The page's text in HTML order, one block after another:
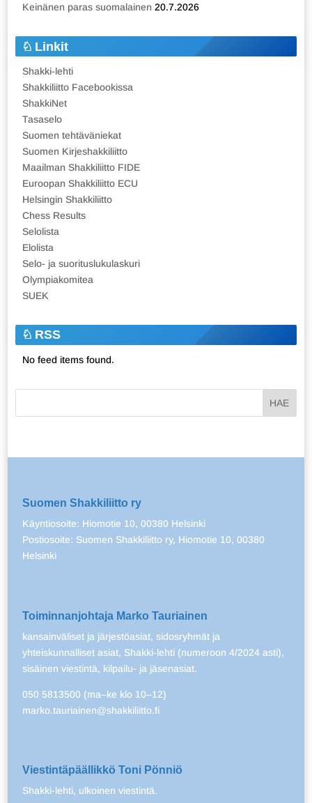
Keinänen paras suomalainen 20.7.2026
Linkit
Shakki-lehti
Shakkiliitto Facebookissa
ShakkiNet
Tasaselo
Suomen tehtäväniekat
Suomen Kirjeshakkiliitto
Maailman Shakkiliitto FIDE
Euroopan Shakkiliitto ECU
Helsingin Shakkiliitto
Chess Results
Selolista
Elolista
Selo- ja suorituslukulaskuri
Olympiakomitea
SUEK
RSS
No feed items found.
Suomen Shakkiliitto ry
Käyntiosoite: Hiomotie 10, 00380 Helsinki
Postiosoite: Suomen Shakkiliitto ry, Hiomotie 10, 00380
Helsinki
Toiminnanjohtaja Marko Tauriainen
kansainväliset ja järjestöasiat, sidosryhmät ja
yhteiskunnalliset asiat, Shakki-lehti (numeroon 4/2024 asti),
sisäinen viestintä, kilpailu- ja jäsenasiat.
050 5813500 (ma–ke klo 10–12)
marko.tauriainen@shakkiliitto.fi
Viestintäpäällikkö Toni Pönniö
Shakki-lehti, ulkoinen viestintä.